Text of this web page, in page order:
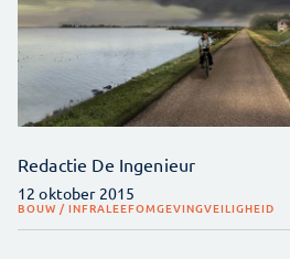
Redactie De Ingenieur
12 oktober 2015
BOUW / INFRALEEFOMGEVINGVEILIGHEID